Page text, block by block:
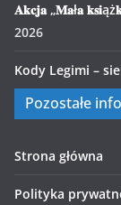
𝐀𝐤𝐜𝐣𝐚 „𝐌𝐚ł𝐚
2026
Kody Legimi –
Pozostałe
Strona główna
Polityka